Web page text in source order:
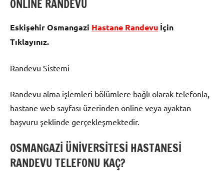
ONLİNE RANDEVU
Eskişehir Osmangazi Hastane Randevu İçin
Tıklayınız.
Randevu Sistemi
Randevu alma işlemleri bölümlere bağlı olarak telefonla,
hastane web sayfası üzerinden online veya ayaktan
başvuru şeklinde gerçekleşmektedir.
OSMANGAZİ ÜNİVERSİTESİ HASTANESİ
RANDEVU TELEFONU KAÇ?